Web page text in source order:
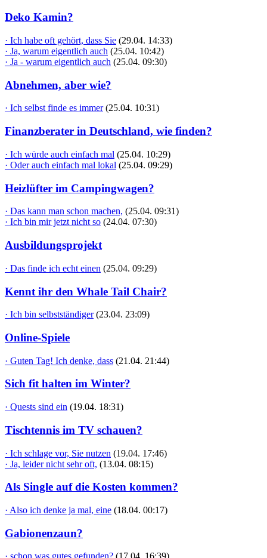
Deko Kamin?
· Ich habe oft gehört, dass Sie (29.04. 14:33)
· Ja, warum eigentlich auch (25.04. 10:42)
· Ja - warum eigentlich auch (25.04. 09:30)
Abnehmen, aber wie?
· Ich selbst finde es immer (25.04. 10:31)
Finanzberater in Deutschland, wie finden?
· Ich würde auch einfach mal (25.04. 10:29)
· Oder auch einfach mal lokal (25.04. 09:29)
Heizlüfter im Campingwagen?
· Das kann man schon machen, (25.04. 09:31)
· Ich bin mir jetzt nicht so (24.04. 07:30)
Ausbildungsprojekt
· Das finde ich echt einen (25.04. 09:29)
Kennt ihr den Whale Tail Chair?
· Ich bin selbstständiger (23.04. 23:09)
Online-Spiele
· Guten Tag! Ich denke, dass (21.04. 21:44)
Sich fit halten im Winter?
· Quests sind ein (19.04. 18:31)
Tischtennis im TV schauen?
· Ich schlage vor, Sie nutzen (19.04. 17:46)
· Ja, leider nicht sehr oft, (13.04. 08:15)
Als Single auf die Kosten kommen?
· Also ich denke ja mal, eine (18.04. 00:17)
Gabionenzaun?